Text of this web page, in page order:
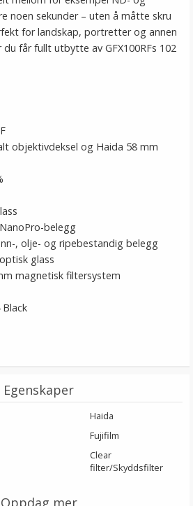
noen sekunder – uten å måtte skru
for landskap, portretter og annen
får fullt utbytte av GFX100RFs 102
objektivdeksel og Haida 58 mm
belegg
, olje- og ripebestandig belegg
glass
magnetisk filtersystem
Egenskaper
Haida
Fujifilm
Clear
filter/Skyddsfilter
Oppdag mer